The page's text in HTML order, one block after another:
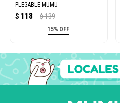
PLEGABLE-MUMU
$ 118 $ 139
15% OFF